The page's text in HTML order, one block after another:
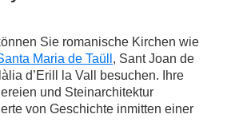
Sie romanische Kirchen wie
Maria de Taüll , Sant Joan de
d’Erill la Vall besuchen. Ihre
und Steinarchitektur
von Geschichte inmitten einer